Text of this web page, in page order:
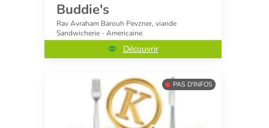
Buddie's
Rav Avraham Barouh Pevzner, viande
Sandwicherie - Americaine
Découvrir
PAS D'INFOS